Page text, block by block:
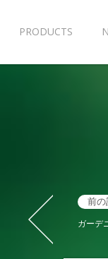
PRODUCTS
前の
ガーデ